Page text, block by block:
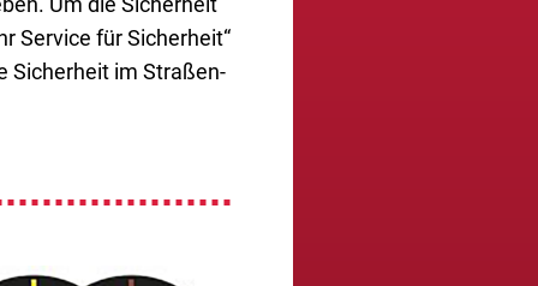
Ser­vice für Sicher­heit“
Sicher­heit im Stra­ßen­